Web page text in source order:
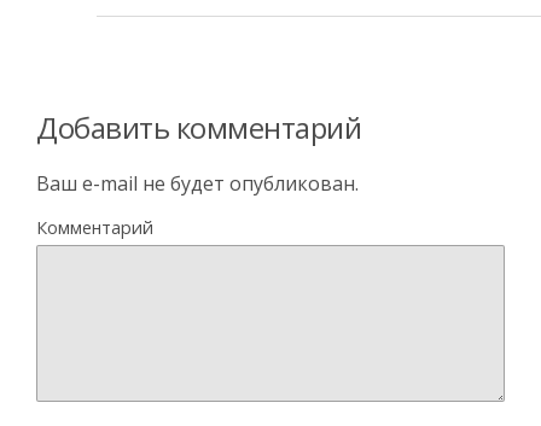
Добавить комментарий
Ваш e-mail не будет опубликован.
Комментарий